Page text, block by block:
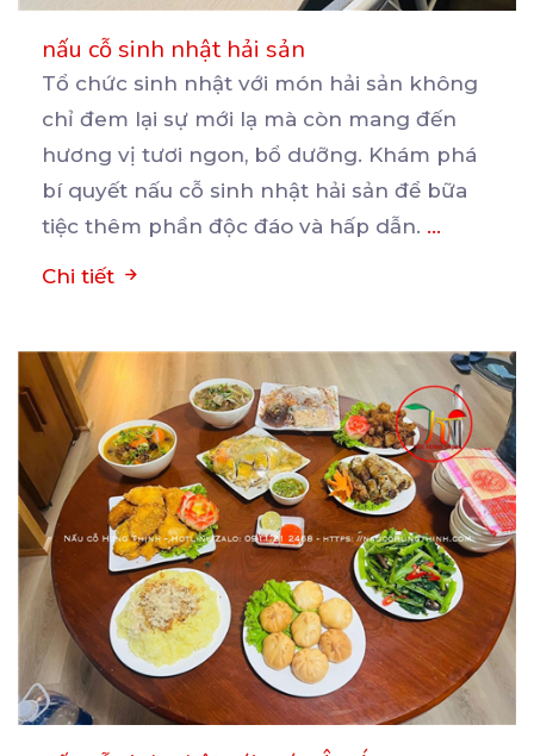
nấu cỗ sinh nhật hải sản
Tổ chức sinh nhật với món hải sản không
chỉ đem lại sự mới lạ mà còn mang đến
hương vị tươi ngon, bổ dưỡng. Khám phá
bí quyết nấu cỗ sinh nhật hải sản để bữa
tiệc thêm phần độc đáo và hấp dẫn. ...
Chi tiết